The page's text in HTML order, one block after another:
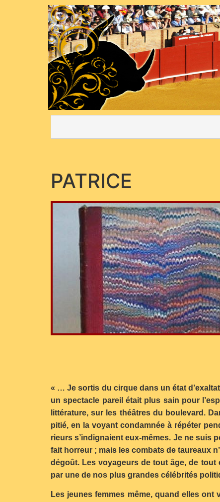
PATRICE
« … Je sortis du cirque dans un état
un spectacle pareil était plus sain pour
littérature, sur les théâtres du boulevard.
pitié, en la voyant condamnée à répéter
rieurs s’indignaient eux-mêmes. Je ne suis
fait horreur ; mais les combats de taureaux
dégoût. Les voyageurs de tout âge, de tout
par une de nos plus grandes célébrités
Les jeunes femmes même, quand elles ont